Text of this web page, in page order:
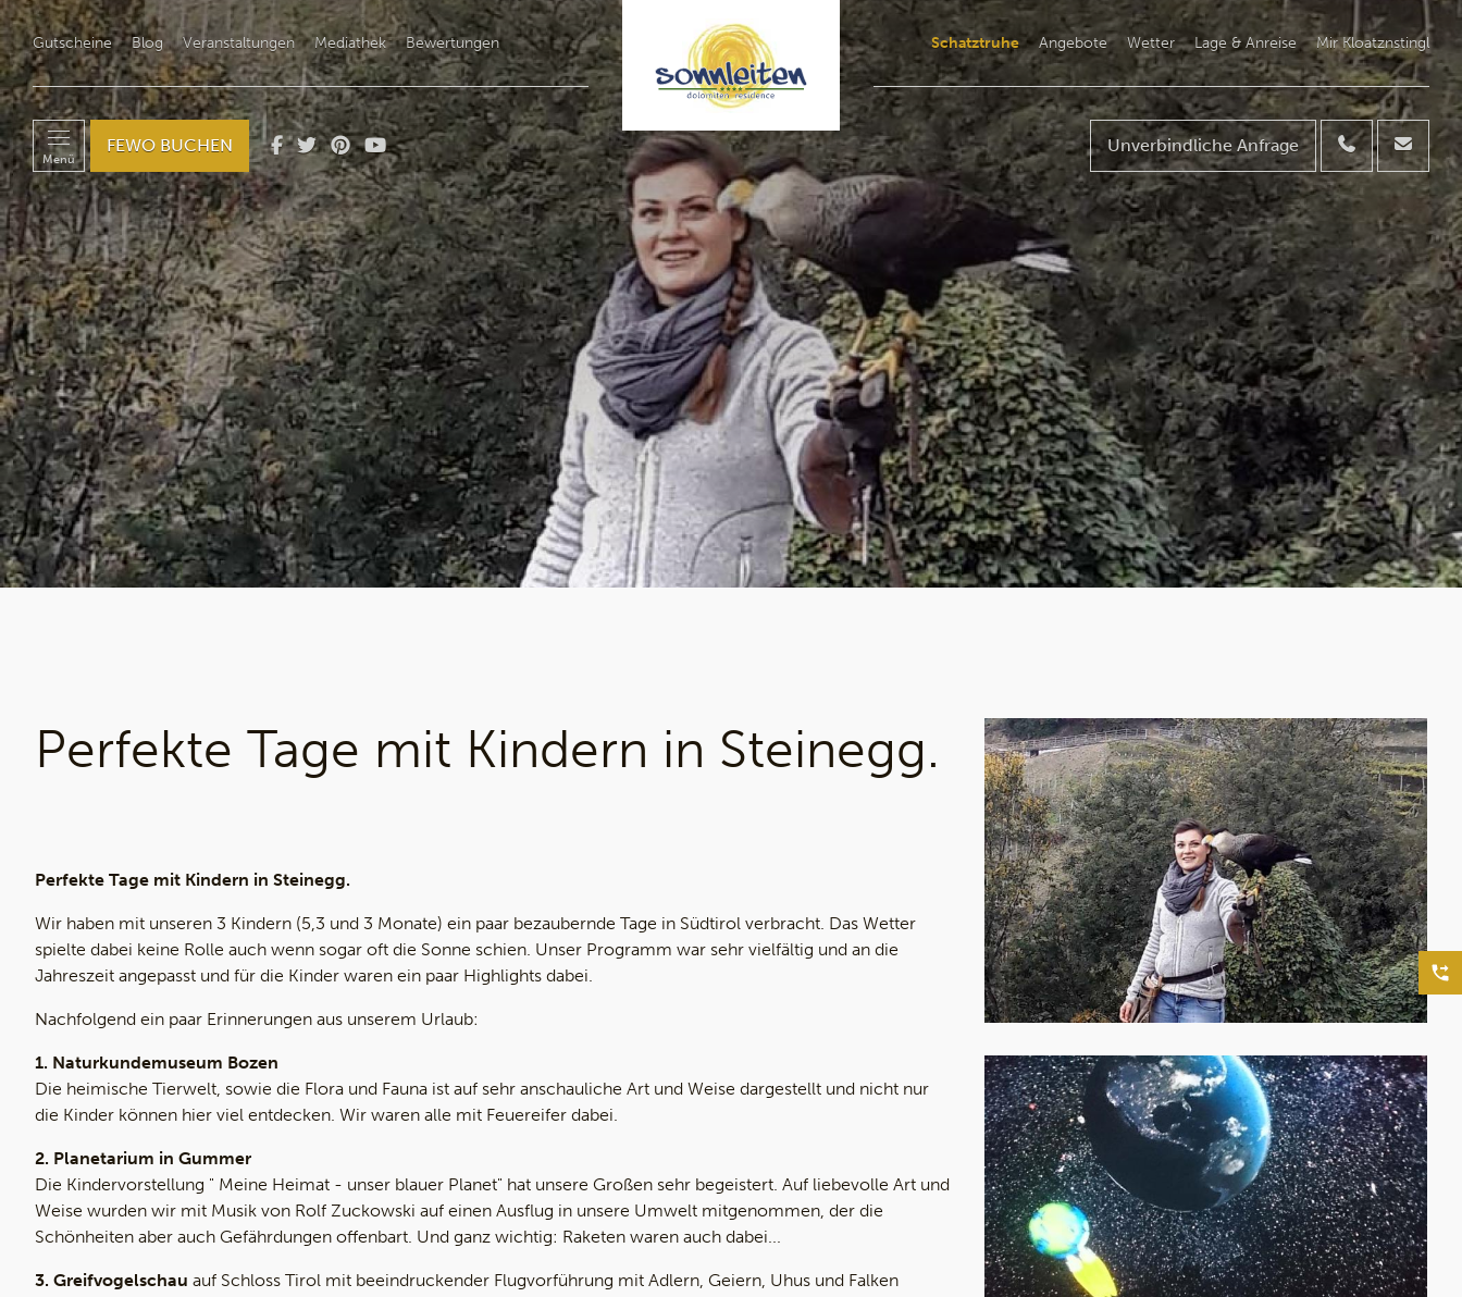
Gutscheine Blog Veranstaltungen Mediathek Bewertungen
Menü
FEWO BUCHEN
Schatztruhe Angebote Wetter Lage & Anreise Mir Kloatznstingl
Unverbindliche Anfrage
Perfekte Tage mit Kindern in Steinegg.
Perfekte Tage mit Kindern in Steinegg.
Wir haben mit unseren 3 Kindern (5,3 und 3 Monate) ein paar bezaubernde Tage in Südtirol verbracht. Das Wetter
spielte dabei keine Rolle auch wenn sogar oft die Sonne schien. Unser Programm war sehr vielfältig und an die
Jahreszeit angepasst und für die Kinder waren ein paar Highlights dabei.
Nachfolgend ein paar Erinnerungen aus unserem Urlaub:
1. Naturkundemuseum Bozen
Die heimische Tierwelt, sowie die Flora und Fauna ist auf sehr anschauliche Art und Weise dargestellt und nicht nur
die Kinder können hier viel entdecken. Wir waren alle mit Feuereifer dabei.
2. Planetarium in Gummer
Die Kindervorstellung " Meine Heimat - unser blauer Planet" hat unsere Großen sehr begeistert. Auf liebevolle Art und
Weise wurden wir mit Musik von Rolf Zuckowski auf einen Ausflug in unsere Umwelt mitgenommen, der die
Schönheiten aber auch Gefährdungen offenbart. Und ganz wichtig: Raketen waren auch dabei...
3. Greifvogelschau auf Schloss Tirol mit beeindruckender Flugvorführung mit Adlern, Geiern, Uhus und Falken